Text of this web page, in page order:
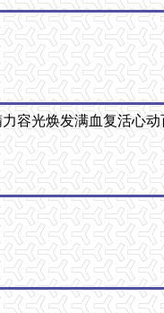
容光焕发满血复活心